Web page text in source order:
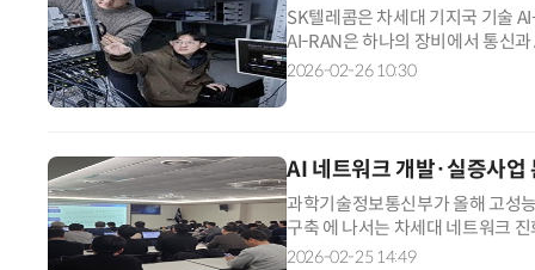
SK텔레콤은 차세대 기지국 기술
AI-RAN은 하나의 장비에서 통신
망 품질을 안정적으로 유지하면서
2026-02-26 10:30
AI 네트워크 개발·실증사
과학기술정보통신부가 올해 고성
구축 에 나서는 차세대 네트워크
의체까지 본격 가동하며 AI 3대 강
2026-02-25 14:49